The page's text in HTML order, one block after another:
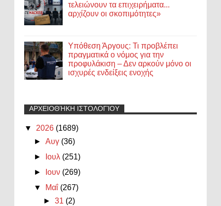
τελειώνουν τα επιχειρήματα...
αρχίζουν οι σκοπιμότητες»
Υπόθεση Άργους: Τι προβλέπει
πραγματικά ο νόμος για την
προφυλάκιση – Δεν αρκούν μόνο οι
ισχυρές ενδείξεις ενοχής
ΑΡΧΕΙΟΘΉΚΗ ΙΣΤΟΛΟΓΊΟΥ
▼ 2026 (1689)
►Αυγ (36)
►
Ιουλ (251)
►
Ιουν (269)
▼
Μαΐ (267)
►31 (2)